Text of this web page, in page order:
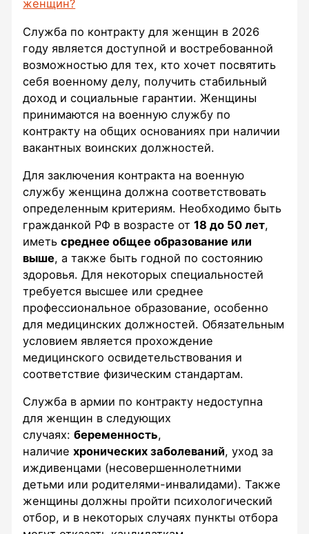
женщин?
Служба по контракту для женщин в 2026
году является доступной и востребованной
возможностью для тех, кто хочет посвятить
себя военному делу, получить стабильный
доход и социальные гарантии. Женщины
принимаются на военную службу по
контракту на общих основаниях при наличии
вакантных воинских должностей.
Для заключения контракта на военную
службу женщина должна соответствовать
определенным критериям. Необходимо быть
гражданкой РФ в возрасте от18 до 50 лет,
иметьсреднее общее образование или
выше, а также быть годной по состоянию
здоровья. Для некоторых специальностей
требуется высшее или среднее
профессиональное образование, особенно
для медицинских должностей. Обязательным
условием является прохождение
медицинского освидетельствования и
соответствие физическим стандартам.
Служба в армии по контракту недоступна
для женщин в следующих
случаях:беременность,
наличиехронических заболеваний, уход за
иждивенцами (несовершеннолетними
детьми или родителями-инвалидами). Также
женщины должны пройти психологический
отбор, и в некоторых случаях пункты отбора